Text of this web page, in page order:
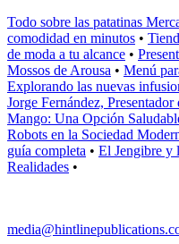
Todo sobre las patatinas
comodidad en minutos •
de moda a tu alcance •
Mossos de Arousa • Menú
Explorando las nuevas
Jorge Fernández,
Mango: Una Opción
Robots en la Sociedad
guía completa • El Jengibre y
Realidades •